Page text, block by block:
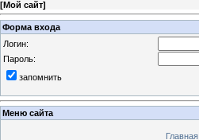
[Мой сайт]
Форма входа
Логин:
Пароль:
запомнить
Меню сайта
Главная